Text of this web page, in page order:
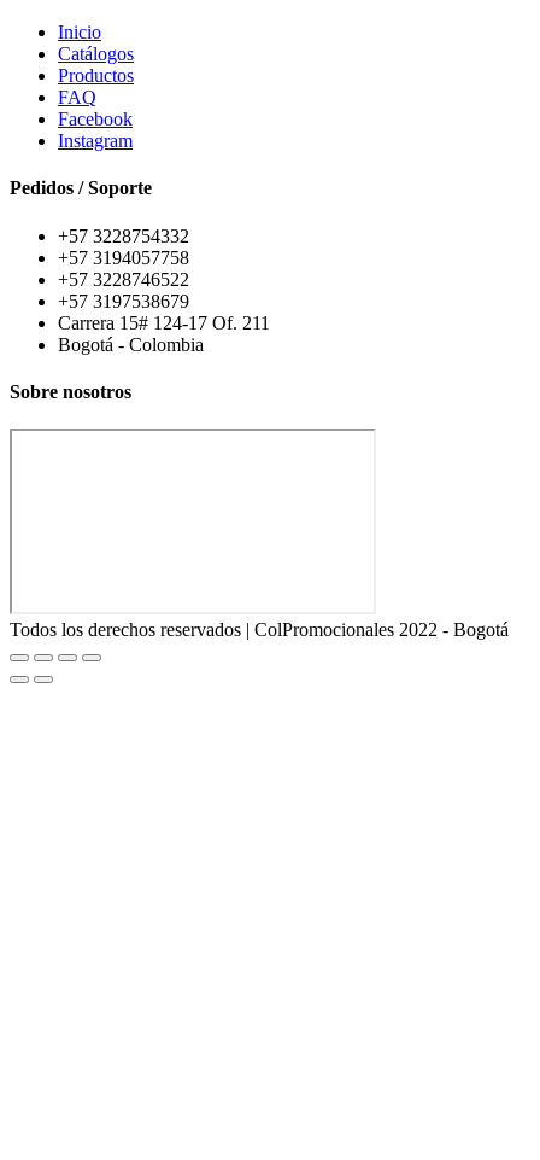
Inicio
Catálogos
Productos
FAQ
Facebook
Instagram
Pedidos / Soporte
+57 3228754332
+57 3194057758
+57 3228746522
+57 3197538679
Carrera 15# 124-17 Of. 211
Bogotá - Colombia
Sobre nosotros
Todos los derechos reservados | ColPromocionales 2022 - Bogotá